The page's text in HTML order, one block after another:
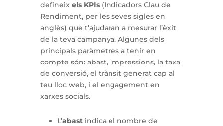
defineix els KPIs (Indicadors Clau de
Rendiment, per les seves sigles en
anglès) que t’ajudaran a mesurar l’èxit
de la teva campanya. Algunes dels
principals paràmetres a tenir en
compte són: abast, impressions, la taxa
de conversió, el trànsit generat cap al
teu lloc web, i el engagement en
xarxes socials.
L’abast indica el nombre de